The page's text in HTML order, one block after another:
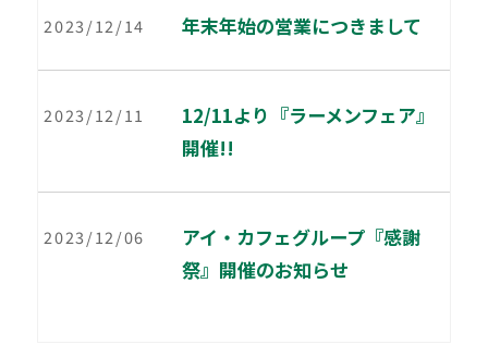
2023/12/14 年末年始の営業につきまして
2023/12/11
12/11より『ラーメンフェア』
開催!!
2023/12/06
アイ・カフェグループ『感謝
祭』開催のお知らせ